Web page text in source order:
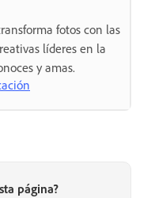
fotos con las
líderes en la
y amas.
página?